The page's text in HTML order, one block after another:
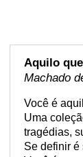
Aquilo
Machado
Você é
Uma
tragédias,
Se definir é